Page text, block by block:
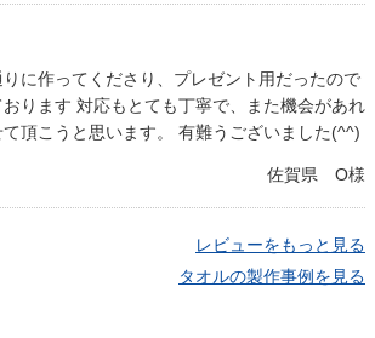
に作ってくださり、プレゼント用だったので
ります 対応もとても丁寧で、また機会があれ
頂こうと思います。 有難うございました(^^)
佐賀県 O様
レビューをもっと見る
タオルの製作事例を見る